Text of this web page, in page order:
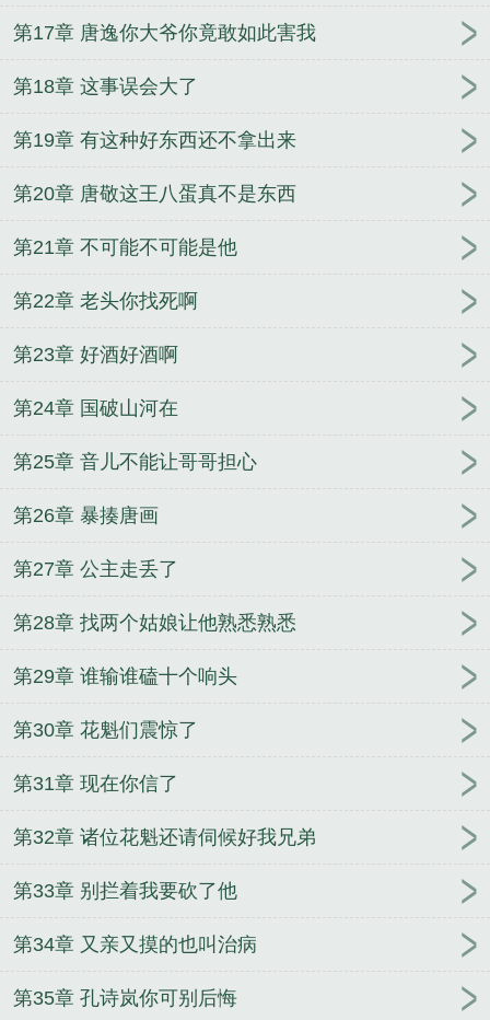
第17章 唐逸你大爷你竟敢如此害我
第18章 这事误会大了
第19章 有这种好东西还不拿出来
第20章 唐敬这王八蛋真不是东西
第21章 不可能不可能是他
第22章 老头你找死啊
第23章 好酒好酒啊
第24章 国破山河在
第25章 音儿不能让哥哥担心
第26章 暴揍唐画
第27章 公主走丢了
第28章 找两个姑娘让他熟悉熟悉
第29章 谁输谁磕十个响头
第30章 花魁们震惊了
第31章 现在你信了
第32章 诸位花魁还请伺候好我兄弟
第33章 别拦着我要砍了他
第34章 又亲又摸的也叫治病
第35章 孔诗岚你可别后悔